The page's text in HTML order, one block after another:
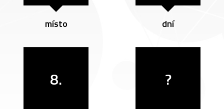
místo dní
8. ?